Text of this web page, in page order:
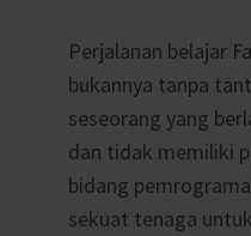
Perjalanan belajar
bukannya tanpa
seseorang yang
dan tidak memiliki
bidang
sekuat tenaga